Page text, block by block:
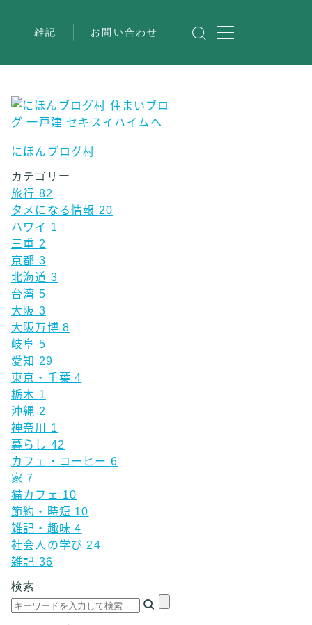
雑記 お問い合わせ
にほんブログ村
カテゴリー
旅行 82
タメになる情報 20
ハワイ 1
三重 2
京都 3
北海道 3
台湾 5
大阪 3
大阪万博 8
岐阜 5
愛知 29
東京・千葉4
栃木 1
沖縄 2
神奈川 1
暮らし 42
カフェ・コーヒー 6
家7
猫カフェ 10
節約・時短 10
雑記・趣味4
社会人の学び 24
雑記 36
検索